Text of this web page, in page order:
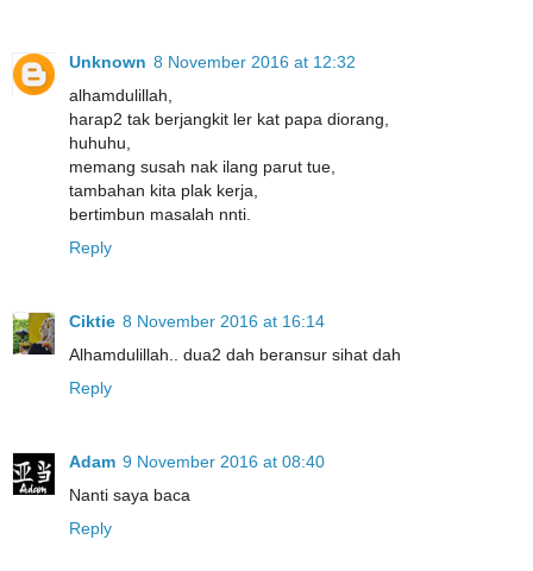
Unknown 8 November 2016 at 12:32
alhamdulillah,
harap2 tak berjangkit ler kat papa diorang,
huhuhu,
memang susah nak ilang parut tue,
tambahan kita plak kerja,
bertimbun masalah nnti.
Reply
Ciktie 8 November 2016 at 16:14
Alhamdulillah.. dua2 dah beransur sihat dah
Reply
Adam 9 November 2016 at 08:40
Nanti saya baca
Reply